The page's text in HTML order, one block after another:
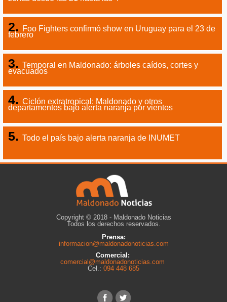
Foo Fighters confirmó show en Uruguay para el 23 de
febrero
Temporal en Maldonado: árboles caídos, cortes y
evacuados
Ciclón extratropical: Maldonado y otros
departamentos bajo alerta naranja por vientos
Todo el país bajo alerta naranja de INUMET
Copyright © 2018 - Maldonado Noticias
Todos los derechos reservados.
Prensa:
informacion@maldonadonoticias.com
Comercial:
comercial@maldonadonoticias.com
Cel.: 094 448 685